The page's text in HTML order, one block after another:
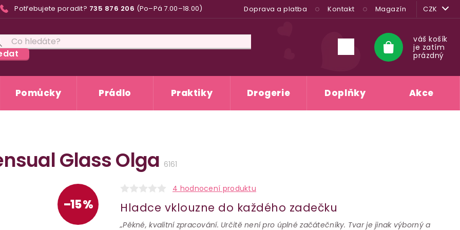
Potřebujete poradit? 735 876 206 (Po–Pá 7.00–18.00) Doprava a platba Kontakt Magazín CZK
Nákupní
košík
váš košík
je zatím
prázdný
Pomůcky Prádlo Praktiky Drogerie Doplňky Akce
Glass Olga 6161
–15 %
4 hodnocení produktu
Hladce vklouzne do každého zadečku
„Pěkné, kvalitní zpracování. Určitě není pro úplné začátečníky. Tvar je jinak výborný a